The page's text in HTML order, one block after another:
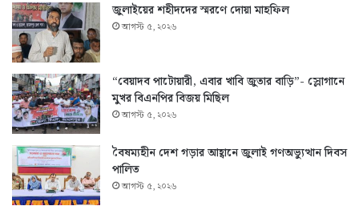
জুলাইয়ের শহীদদের স্মরণে দোয়া মাহফিল
আগস্ট ৫, ২০২৬
“বেয়াদব পাটোয়ারী, এবার খাবি জুতার বাড়ি”- স্লোগানে
মুখর বিএনপির বিজয় মিছিল
আগস্ট ৫, ২০২৬
বৈষম্যহীন দেশ গড়ার আহ্বানে জুলাই গণঅভ্যুত্থান দিবস
পালিত
আগস্ট ৫, ২০২৬